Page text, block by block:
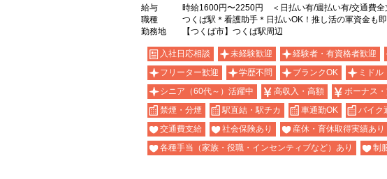
給与
時給1600円〜2250円 ＜日払い有/週払い有/交通費全
職種
つくば駅＊看護助手＊日払いOK！推し活の軍資金も
勤務地
【つくば市】つくば駅周辺
入社日応相談 未経験歓迎 経験者・有資格者歓迎
フリーター歓迎
学歴不問 ブランクOK ミドル
シニア（60代～）活躍中
高収入・高額 ボーナス
禁煙・分煙
駅直結・駅チカ 車通勤OK バイク
交通費支給
社会保険あり 産休・育休取得実績あり
各種手当（家族・役職・インセンティブなど）あり
制